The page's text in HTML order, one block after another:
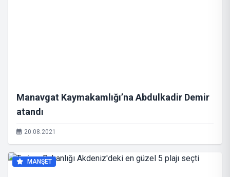
Manavgat Kaymakamlığı’na Abdulkadir Demir
atandı
20.08.2021
MANŞET